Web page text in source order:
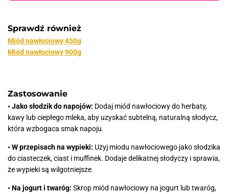
Sprawdź również
Miód nawłociowy 450g
Miód nawłociowy 900g
Zastosowanie
• Jako słodzik do napojów: Dodaj miód nawłociowy do herbaty,
kawy lub ciepłego mleka, aby uzyskać subtelną, naturalną słodycz,
która wzbogaca smak napoju.
• W przepisach na wypieki: Użyj miodu nawłociowego jako słodzika
do ciasteczek, ciast i muffinek. Dodaje delikatnej słodyczy i sprawia,
że wypieki są wilgotniejsze.
• Na jogurt i twaróg: Skrop miód nawłociowy na jogurt lub twaróg,